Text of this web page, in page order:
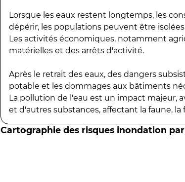
Lorsque les eaux restent longtemps, les
dépérir, les populations peuvent être
Les activités économiques, notamment
matérielles et des arrêts d'activité.
Après le retrait des eaux, des dangers
potable et les dommages aux bâtiments
La pollution de l'eau est un impact majeur,
et d'autres substances, affectant la faune, la
Cartographie des risques inondation